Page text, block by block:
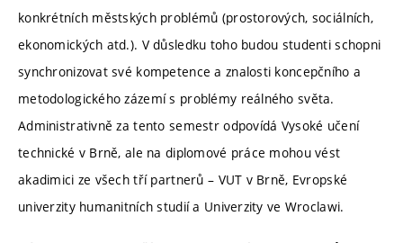
konkrétních městských problémů (prostorových, sociálních,
ekonomických atd.). V důsledku toho budou studenti schopni
synchronizovat své kompetence a znalosti koncepčního a
metodologického zázemí s problémy reálného světa.
Administrativně za tento semestr odpovídá Vysoké učení
technické v Brně, ale na diplomové práce mohou vést
akadimici ze všech tří partnerů – VUT v Brně, Evropské
univerzity humanitních studií a Univerzity ve Wroclawi.